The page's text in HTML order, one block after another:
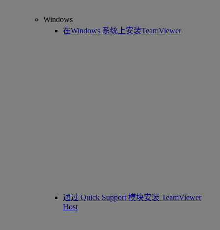
Windows
在Windows 系统上安装TeamViewer
通过 Quick Support 模块安装 TeamViewer
Host